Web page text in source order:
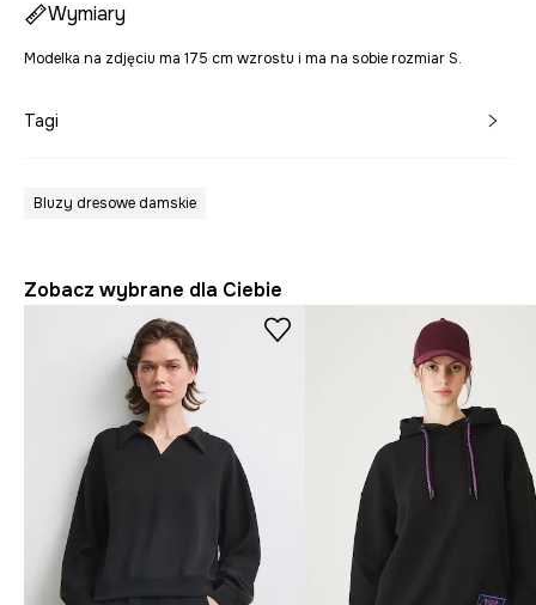
Wymiary
Modelka na zdjęciu ma 175 cm wzrostu i ma na sobie rozmiar S.
Tagi
Bluzy dresowe damskie
Zobacz wybrane dla Ciebie